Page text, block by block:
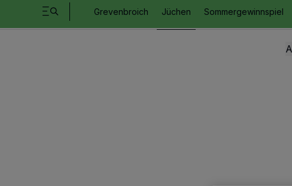
Grevenbroich Jüchen Sommergewinnspiel